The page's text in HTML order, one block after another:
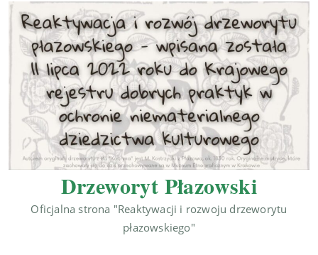
Drzeworyt Płazowski
Oficjalna strona "Reaktywacji i rozwoju drzeworytu
płazowskiego"